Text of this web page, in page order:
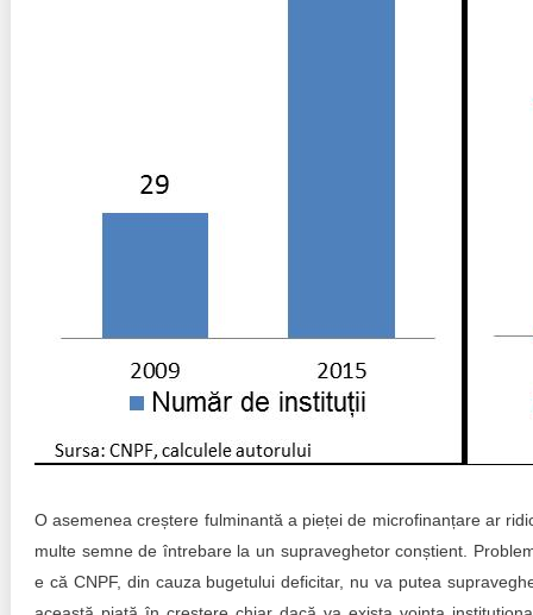
O asemenea creștere fulminantă a pieței de microfinanțare ar
multe semne de întrebare la un supraveghetor conștient.
e că CNPF, din cauza bugetului deficitar, nu va putea